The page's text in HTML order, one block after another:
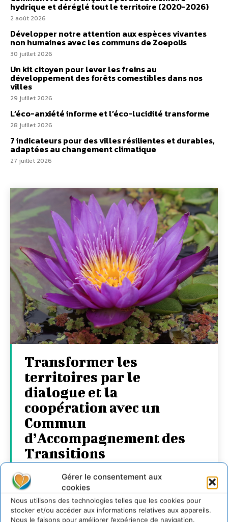
Gérer le consentement aux
cookies
Nous utilisons des technologies telles que les cookies pour
stocker et/ou accéder aux informations relatives aux appareils.
Nous le faisons pour améliorer l’expérience de navigation.
hydrique et déréglé tout le territoire (2020-2026)
2 août 2026
Développer notre attention aux espèces vivantes
non humaines avec les communs de Zoepolis
30 juillet 2026
Un kit citoyen pour lever les freins au
développement des forêts comestibles dans nos
villes
29 juillet 2026
L’éco-anxiété informe et l’éco-lucidité transforme
28 juillet 2026
7 indicateurs pour des villes résilientes et durables,
adaptées au changement climatique
27 juillet 2026
Transformer les
territoires par le
dialogue et la
coopération avec un
Commun
d’Accompagnement des
Transitions
CYRILLE SOUCHE - 7 AOÛT 2026